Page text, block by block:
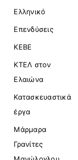
Ελληνικό
Επενδύσεις
ΚΕΒΕ
ΚΤΕΛ στον
Ελαιώνα
Κατασκευαστικά
έργα
Μάρμαρα
Γρανίτες